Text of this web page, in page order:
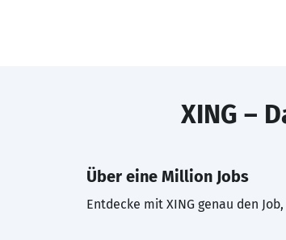
XING –
Über eine Million Jobs
Entdecke mit XING genau den